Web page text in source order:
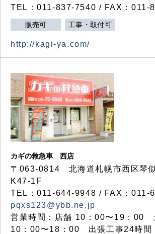
TEL：011-837-7540 / FAX：011-
販売可 工事・取付可
http://kagi-ya.com/
カギの救急車 西店
〒063-0814 北海道札幌市西区琴
K47-1F
TEL：011-644-9948 / FAX：011-
pqxs123@ybb.ne.jp
営業時間：店舗 10：00〜19：00
10：00〜18：00 出張工事24時間